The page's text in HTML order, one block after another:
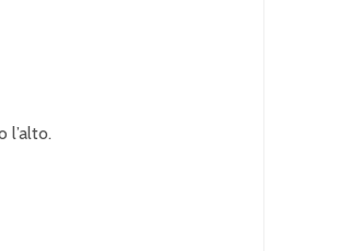
l’alto.